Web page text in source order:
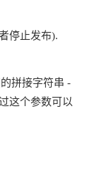
停止发布).
拼接字符串 -
这个参数可以